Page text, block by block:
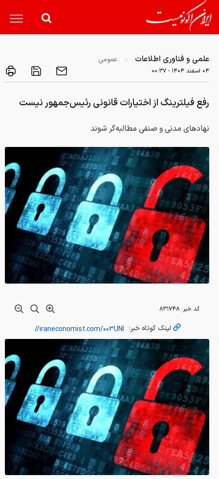
علمی و فناوری اطلاعات عمومی
۰۴ اسفند ۱۴۰۴ - ۰۰:۳۷
رفع فیلترینگ از اختیارات قانونی رئیس‌جمهور نیست
نهادهای مدنی و صنفی مطالبه‌گر شوند
کد خبر: ۸۳۱۷۴۸
لینک کوتاه خبر: